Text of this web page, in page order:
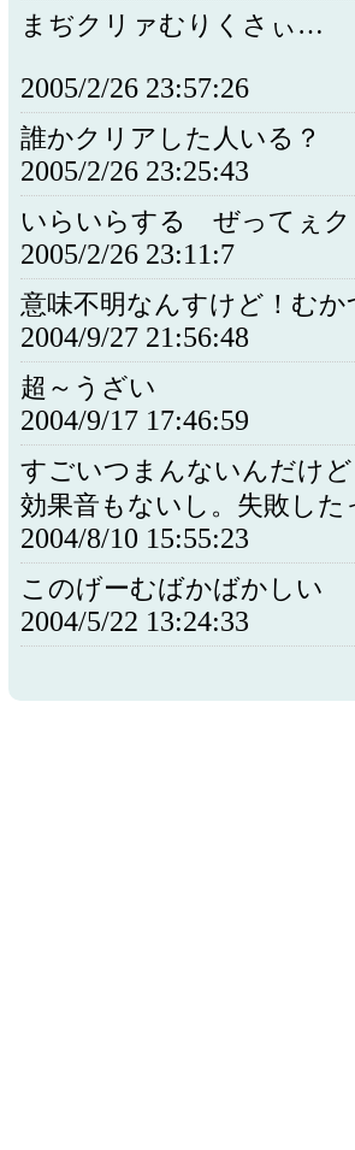
まぢクリァむりくさぃ…
2005/2/26 23:57:26
誰かクリアした人いる？
2005/2/26 23:25:43
いらいらする ぜってぇク
2005/2/26 23:11:7
意味不明なんすけど！むか
2004/9/27 21:56:48
超～うざい
2004/9/17 17:46:59
すごいつまんないんだけど
効果音もないし。失敗した
2004/8/10 15:55:23
このげーむばかばかしい
2004/5/22 13:24:33